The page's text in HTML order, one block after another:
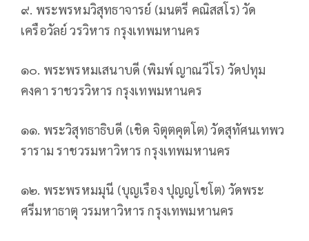
๙. พระพรหมวิสุทธาจารย์ (มนตรี คณิสสโร) วัด
เครือวัลย์ วรวิหาร กรุงเทพมหานคร
๑๐. พระพรหมเสนาบดี (พิมพ์ ญาณวีโร) วัดปทุม
คงคา ราชวรวิหาร กรุงเทพมหานคร
๑๑. พระวิสุทธาธิบดี (เชิด จิตุตคุตโต) วัดสุทัศนเทพว
ราราม ราชวรมหาวิหาร กรุงเทพมหานคร
๑๒. พระพรหมมุนี (บุญเรือง ปุญญโชโต) วัดพระ
ศรีมหาธาตุ วรมหาวิหาร กรุงเทพมหานคร